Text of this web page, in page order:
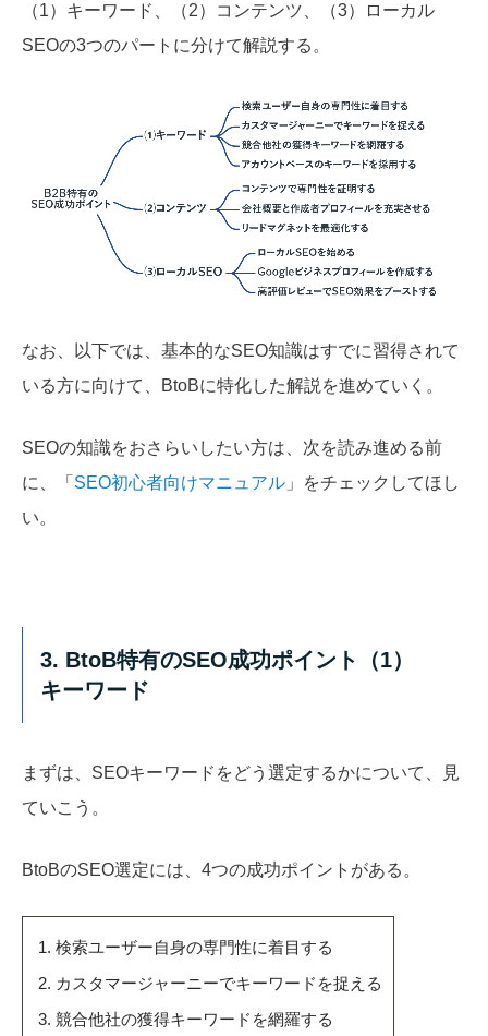
（1）キーワード、（2）コンテンツ、（3）ローカル
SEOの3つのパートに分けて解説する。
なお、以下では、基本的なSEO知識はすでに習得されて
いる方に向けて、BtoBに特化した解説を進めていく。
SEOの知識をおさらいしたい方は、次を読み進める前
に、「 SEO初心者向けマニュアル 」をチェックしてほし
い。
3. BtoB特有のSEO成功ポイント（1）
キーワード
まずは、SEOキーワードをどう選定するかについて、見
ていこう。
BtoBのSEO選定には、4つの成功ポイントがある。
検索ユーザー自身の専門性に着目する
カスタマージャーニーでキーワードを捉える
競合他社の獲得キーワードを網羅する